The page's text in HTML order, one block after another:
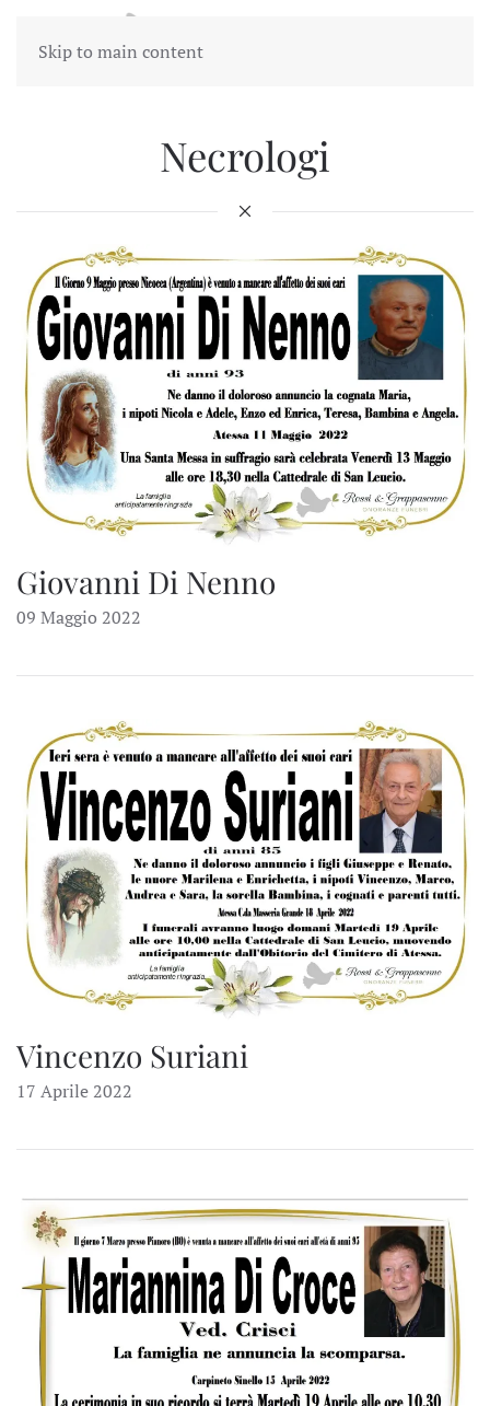
Skip to main content
Necrologi
Giovanni Di Nenno
09 Maggio 2022
Vincenzo Suriani
17 Aprile 2022